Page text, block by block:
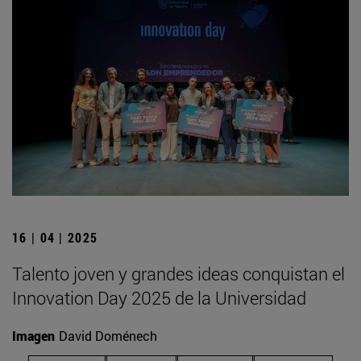
16 | 04 | 2025
Talento joven y grandes ideas conquistan el
Innovation Day 2025 de la Universidad
Imagen David Doménech